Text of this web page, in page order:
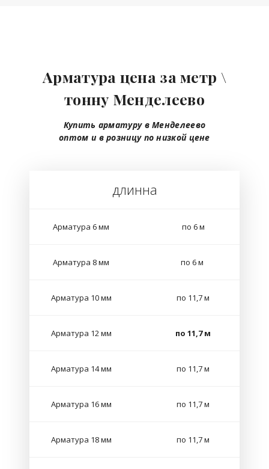
Арматура цена за метр \
тонну Менделеево
Купить арматуру в Менделеево
оптом и в розницу по низкой цене
длинна
Арматура 6 мм по 6 м
Арматура 8 мм по 6 м
Арматура 10 мм по 11,7 м
Арматура 12 мм по 11,7 м
Арматура 14 мм по 11,7 м
Арматура 16 мм по 11,7 м
Арматура 18 мм по 11,7 м